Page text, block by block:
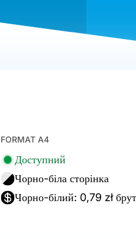
FORMAT A4
Доступний
Чорно-біла сторінка
Чорно-білий: 0,79 zł